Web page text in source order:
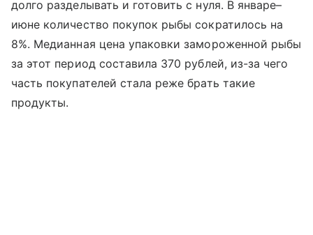
долго разделывать и готовить с нуля. В январе–
июне количество покупок рыбы сократилось на
8%. Медианная цена упаковки замороженной рыбы
за этот период составила 370 рублей, из-за чего
часть покупателей стала реже брать такие
продукты.